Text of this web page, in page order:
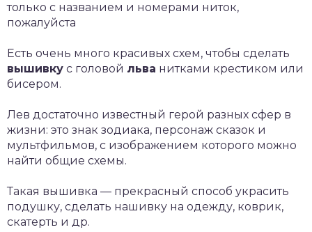
только с названием и номерами ниток,
пожалуйста
Есть очень много красивых схем, чтобы сделать
вышивку с головой льва нитками крестиком или
бисером.
Лев достаточно известный герой разных сфер в
жизни: это знак зодиака, персонаж сказок и
мультфильмов, с изображением которого можно
найти общие схемы.
Такая вышивка — прекрасный способ украсить
подушку, сделать нашивку на одежду, коврик,
скатерть и др.